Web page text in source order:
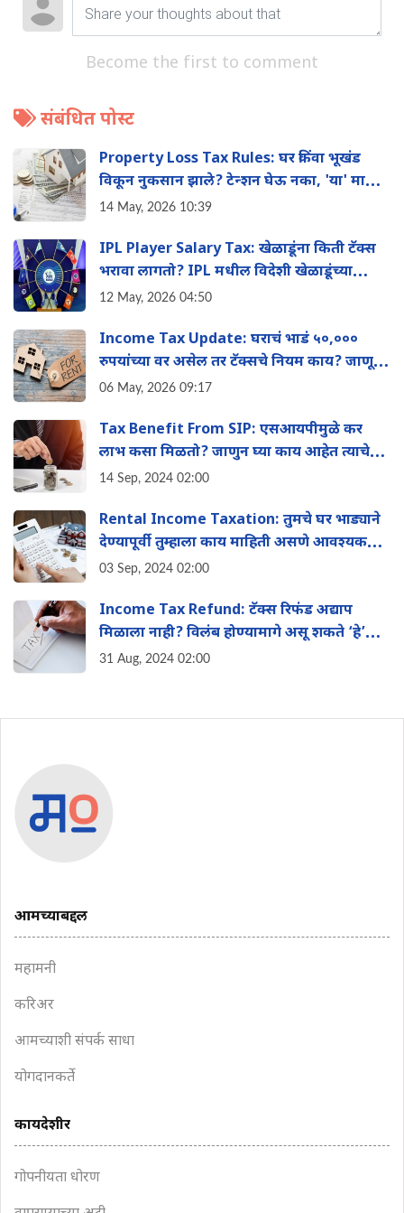
Become the first to comment
संबंधित पोस्ट
Property Loss Tax Rules: घर किंवा भूखंड
विकून नुकसान झाले? टेन्शन घेऊ नका, 'या' मार्गाने
वाचवू शकता तुमचा इन्कम टॅक्स
14 May, 2026 10:39
IPL Player Salary Tax: खेळाडूंना किती टॅक्स
भरावा लागतो? IPL मधील विदेशी खेळाडूंच्या
पगाराचे 'हे' आहे टॅक्स गणित
12 May, 2026 04:50
Income Tax Update: घराचं भाडं ५०,०००
रुपयांच्या वर असेल तर टॅक्सचे नियम काय? जाणून
घ्या
06 May, 2026 09:17
Tax Benefit From SIP: एसआयपीमुळे कर
लाभ कसा मिळतो? जाणुन घ्या काय आहेत त्याचे
फायदे?
14 Sep, 2024 02:00
Rental Income Taxation: तुमचे घर भाड्याने
देण्यापूर्वी तुम्हाला काय माहिती असणे आवश्यक
आहे?
03 Sep, 2024 02:00
Income Tax Refund: टॅक्स रिफंड अद्याप
मिळाला नाही? विलंब होण्यामागे असू शकते ‘हे’
कारण
31 Aug, 2024 02:00
आमच्याबद्दल
महामनी
करिअर
आमच्याशी संपर्क साधा
योगदानकर्ते
कायदेशीर
गोपनीयता धोरण